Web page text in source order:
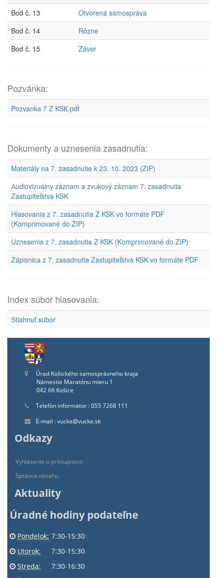
Bod č. 13
Otvorená samospráva
Bod č. 14
Rôzne
Bod č. 15
Záver
Pozvánka:
Pozvanka 7 Z KSK.pdf
Dokumenty a uznesenia zasadnutia:
Materiály na 7. zasadnutie k 23. 10. 2023 (ZIP)
Аudiovizuálny záznam a zvukový záznam 7. zasadnutia
Zastupiteľstva KSK
Hlasovania z 7. zasadnutia Z KSK vo formáte PDF
(Komprimované do ZIP)
Uznesenia z 7. zasadnutia Z KSK (Komprimované do ZIP)
Zápisnica z 7. zasadnutia Zastupiteľstva KSK vo formáte PDF
Index súbor hlasovania:
Stiahnuť súbor
Úrad Košického samosprávneho kraja
Námestie Maratónu mieru 1
042 66 Košice
Telefón informátor : 055 7268 111
E-mail : vucke@vucke.sk
Odkazy
Vyhlásenie o prístupnosti
Správca obsahu
Aktuality
Úradné hodiny podateľne
Pondelok: 7:30-15:30
Utorok:
7:30-15:30
Streda:
7:30-16:30